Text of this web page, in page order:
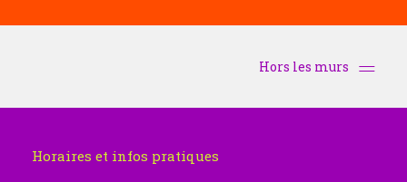
Horaires et infos pratiques
Hors les murs